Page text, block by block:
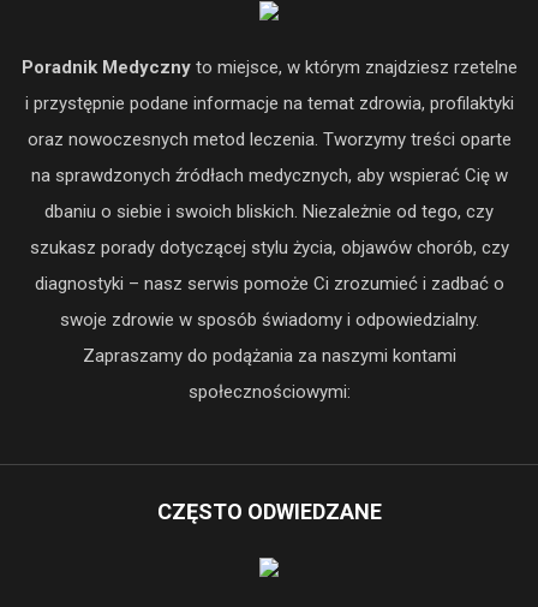
Poradnik Medycznyto miejsce, w którym znajdziesz rzetelne
i przystępnie podane informacje na temat zdrowia, profilaktyki
oraz nowoczesnych metod leczenia. Tworzymy treści oparte
na sprawdzonych źródłach medycznych, aby wspierać Cię w
dbaniu o siebie i swoich bliskich. Niezależnie od tego, czy
szukasz porady dotyczącej stylu życia, objawów chorób, czy
diagnostyki – nasz serwis pomoże Ci zrozumieć i zadbać o
swoje zdrowie w sposób świadomy i odpowiedzialny.
Zapraszamy do podążania za naszymi kontami
społecznościowymi:
CZĘSTO ODWIEDZANE